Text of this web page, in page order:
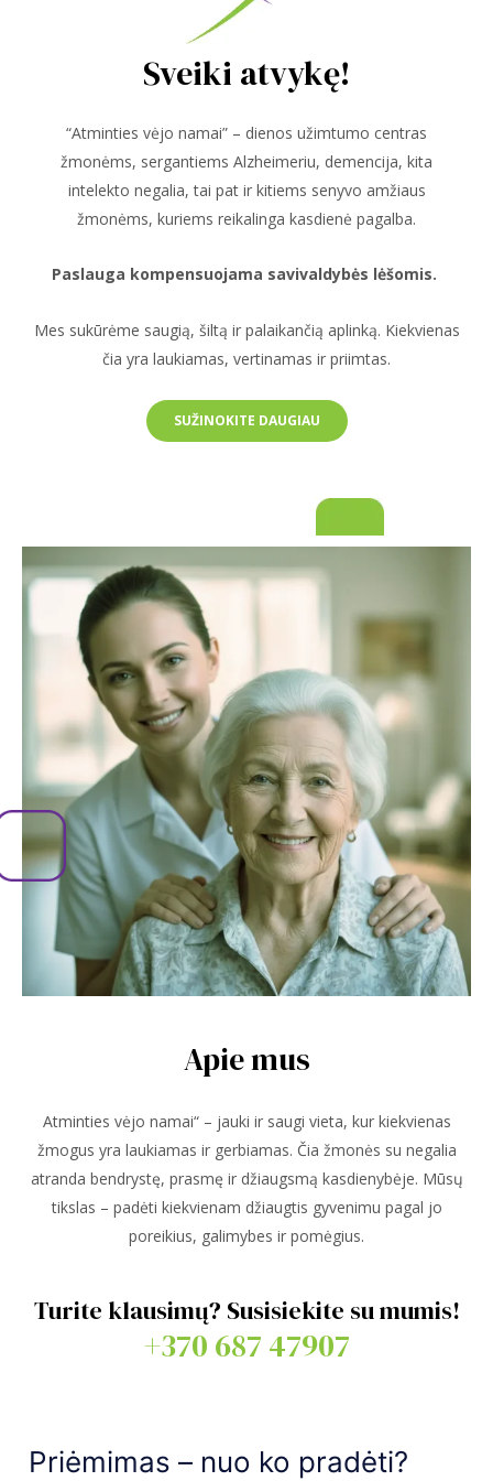
Sveiki atvykę!
“Atminties vėjo namai” – dienos užimtumo centras
žmonėms, sergantiems Alzheimeriu, demencija, kita
intelekto negalia, tai pat ir kitiems senyvo amžiaus
žmonėms, kuriems reikalinga kasdienė pagalba.
Paslauga kompensuojama savivaldybės lėšomis.
Mes sukūrėme saugią, šiltą ir palaikančią aplinką. Kiekvienas
čia yra laukiamas, vertinamas ir priimtas.
SUŽINOKITE DAUGIAU
Apie mus
Atminties vėjo namai“ – jauki ir saugi vieta, kur kiekvienas
žmogus yra laukiamas ir gerbiamas. Čia žmonės su negalia
atranda bendrystę, prasmę ir džiaugsmą kasdienybėje. Mūsų
tikslas – padėti kiekvienam džiaugtis gyvenimu pagal jo
poreikius, galimybes ir pomėgius.
Turite klausimų? Susisiekite su mumis!
+370 687 47907
Priėmimas – nuo ko pradėti?